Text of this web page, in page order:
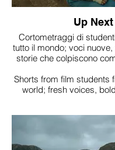
Up Next
Cortometraggi di
tutto il mondo; voci
storie che colpiscono
Shorts from film students
world; fresh voices,